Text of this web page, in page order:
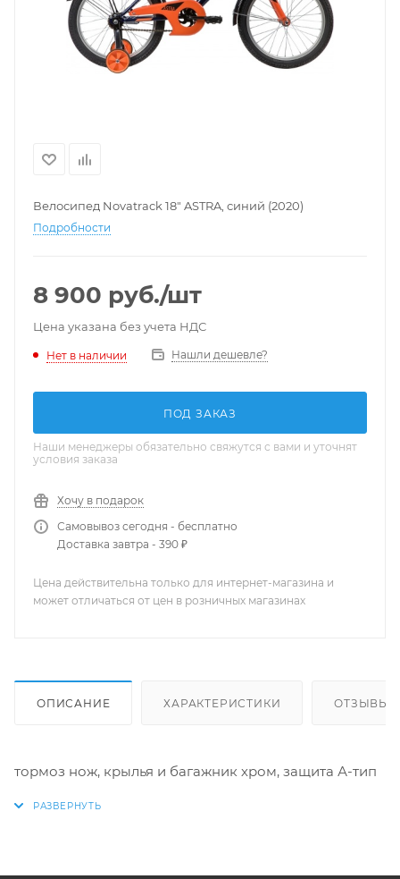
Велосипед Novatrack 18" ASTRA, синий (2020)
Подробности
8 900 руб./шт
Цена указана без учета НДС
Нет в наличии Нашли дешевле?
ПОД ЗАКАЗ
Наши менеджеры обязательно свяжутся с вами и уточнят
условия заказа
Хочу в подарок
Самовывоз сегодня - бесплатно
Доставка завтра - 390 ₽
Цена действительна только для интернет-магазина и
может отличаться от цен в розничных магазинах
ОПИСАНИЕ ХАРАКТЕРИСТИКИ ОТЗЫВЫ
тормоз нож, крылья и багажник хром, защита А-тип